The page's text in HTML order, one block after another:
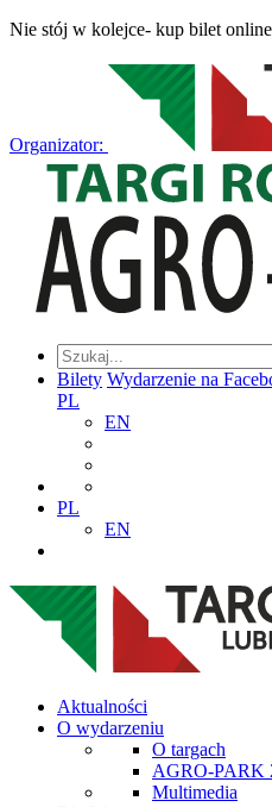
Nie stój w kolejce- kup bilet
Organizator:
Bilety Wydarzenie na
PL
EN
PL
EN
Aktualności
O wydarzeniu
O targach
AGRO-PARK
Multimedia